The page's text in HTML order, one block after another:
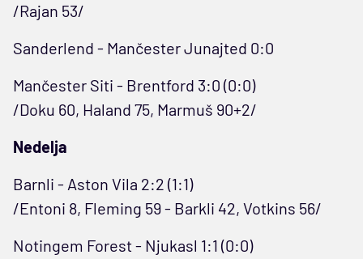
/Rajan 53/
Sanderlend - Mančester Junajted 0:0
Mančester Siti - Brentford 3:0 (0:0)
/Doku 60, Haland 75, Marmuš 90+2/
Nedelja
Barnli - Aston Vila 2:2 (1:1)
/Entoni 8, Fleming 59 - Barkli 42, Votkins 56/
Notingem Forest - Njukasl 1:1 (0:0)